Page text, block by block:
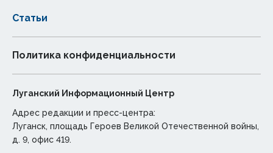
Статьи
Политика конфиденциальности
Луганский Информационный Центр
Адрес редакции и пресс-центра:
Луганск, площадь Героев Великой Отечественной войны,
д. 9, офис 419.